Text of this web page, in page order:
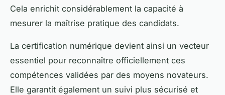
Cela enrichit considérablement la capacité à
mesurer la maîtrise pratique des candidats.
La certification numérique devient ainsi un vecteur
essentiel pour reconnaître officiellement ces
compétences validées par des moyens novateurs.
Elle garantit également un suivi plus sécurisé et